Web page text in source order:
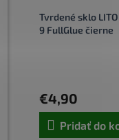
Tvrdené sklo
9 FullGlue čierne
€4,90
Pridať do